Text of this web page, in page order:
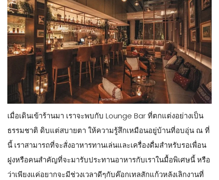
เมื่อเดินเข้าร้านมา เราจะพบกับ Lounge Bar ที่ตกแต่งอย่างเป็น
ธรรมชาติ ดิบแต่สบายตา ให้ความรู้สึกเหมือนอยู่บ้านที่อบอุ่น ณ ที่
นี้ เราสามารถที่จะสั่งอาหารทานเล่นและเครื่องดื่มสำหรับรอเพื่อน
ฝูงหรือคนสำคัญที่จะมารับประทานอาหารกับเราในมื้อพิเศษนี้ หรือ
ว่าเพียงแค่อยากจะมีช่วงเวลาดีๆกับค๊อกเทลสักแก้วหลังเลิกงานที่